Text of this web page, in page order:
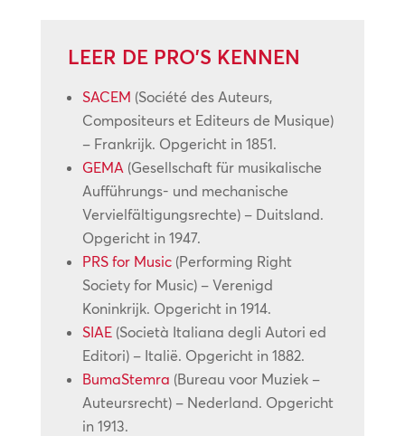
LEER DE PRO’S KENNEN
SACEM (Société des Auteurs,
Compositeurs et Editeurs de Musique)
– Frankrijk. Opgericht in 1851.
GEMA(Gesellschaft für musikalische
Aufführungs- und mechanische
Vervielfältigungsrechte) – Duitsland.
Opgericht in 1947.
PRS for Music(Performing Right
Society for Music) – Verenigd
Koninkrijk. Opgericht in 1914.
SIAE(Società Italiana degli Autori ed
Editori) – Italië. Opgericht in 1882.
BumaStemra (Bureau voor Muziek –
Auteursrecht) – Nederland. Opgericht
in 1913.